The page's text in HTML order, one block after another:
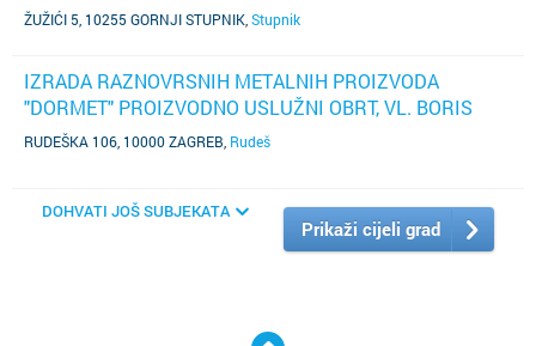
ŽUŽIĆI 5, 10255 GORNJI STUPNIK Stupnik
IZRADA RAZNOVRSNIH METALNIH PROIZVODA
"DORMET" PROIZVODNO USLUŽNI OBRT, VL. BORIS
DOROTIĆ(SUBJEKT JE UGAŠEN)
RUDEŠKA 106, 10000 ZAGREB Rudeš
DOHVATI JOŠ SUBJEKATA
Prikaži cijeli grad